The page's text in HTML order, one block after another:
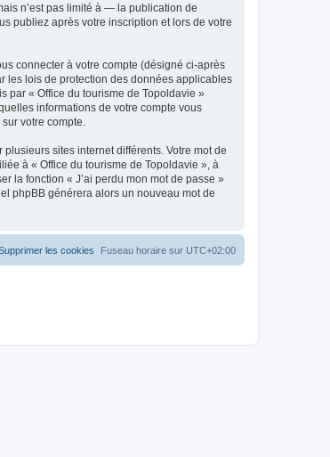
n’est pas limité à — la publication de
publiez après votre inscription et lors de votre
connecter à votre compte (désigné ci-après
les lois de protection des données applicables
par « Office du tourisme de Topoldavie »
informations de votre compte vous
votre compte.
sites internet différents. Votre mot de
à « Office du tourisme de Topoldavie », à
la fonction « J’ai perdu mon mot de passe »
phpBB générera alors un nouveau mot de
Fuseau horaire sur UTC+02:00
les cookies